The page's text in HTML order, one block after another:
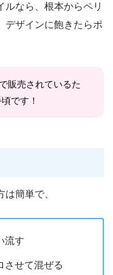
ルなら、根本からペリ
デザインに飽きたらポ
販売されているた
です！
簡単で、
流す
させて混ぜる